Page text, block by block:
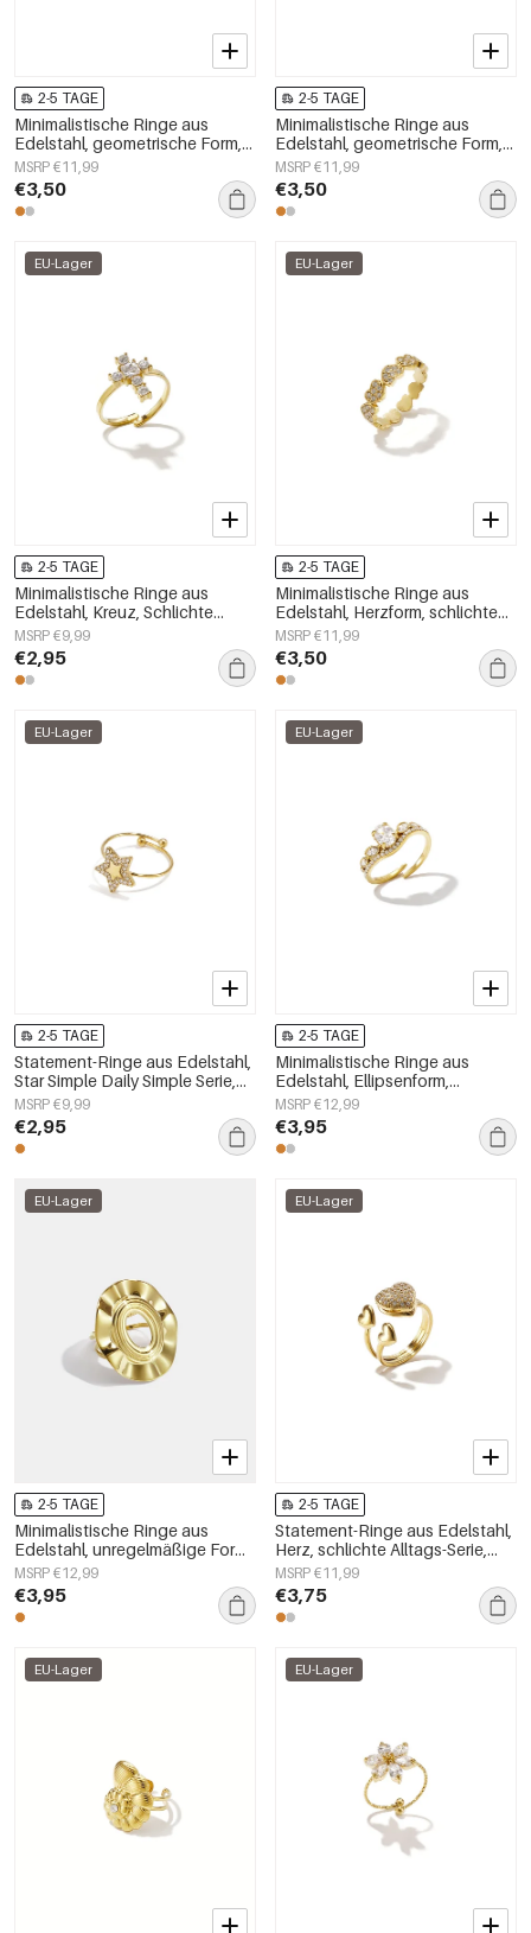
2-5 TAGE
Minimalistische Ringe aus
Edelstahl, geometrische Form,
schlichte Alltags-Serie,
Damenschmuck
MSRP €11,99
€3,50
2-5 TAGE
Minimalistische Ringe aus
Edelstahl, geometrische Form,
schlichte Alltags-Serie,
Damenschmuck
MSRP €11,99
€3,50
EU-Lager
2-5 TAGE
Minimalistische Ringe aus
Edelstahl, Kreuz, Schlichte
Alltags-Serie, Damenschmuck
MSRP €9,99
€2,95
EU-Lager
2-5 TAGE
Minimalistische Ringe aus
Edelstahl, Herzform, schlichte
Alltags-Serie, Damenschmuck
MSRP €11,99
€3,50
EU-Lager
2-5 TAGE
Statement-Ringe aus Edelstahl,
Star Simple Daily Simple Serie,
Damenschmuck
MSRP €9,99
€2,95
EU-Lager
2-5 TAGE
Minimalistische Ringe aus
Edelstahl, Ellipsenform,
schlichte Alltags-Serie,
Damenschmuck
MSRP €12,99
€3,95
EU-Lager
2-5 TAGE
Minimalistische Ringe aus
Edelstahl, unregelmäßige Form,
schlichte Alltags-Serie,
Damenschmuck
MSRP €12,99
€3,95
EU-Lager
2-5 TAGE
Statement-Ringe aus Edelstahl,
Herz, schlichte Alltags-Serie,
Damenschmuck
MSRP €11,99
€3,75
EU-Lager EU-Lager